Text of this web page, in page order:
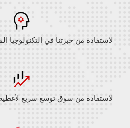
الاستفادة من خبرتنا في التكنولوجيا
الاستفادة من سوق توسع سريع